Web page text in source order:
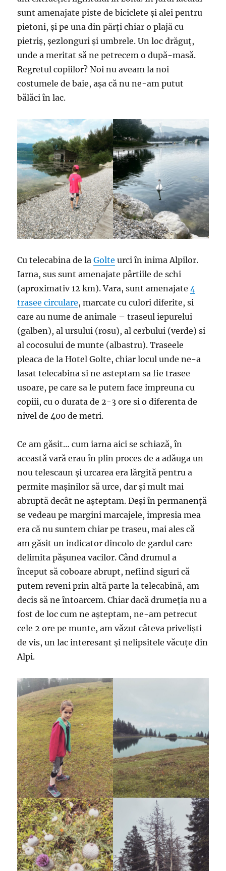
sunt amenajate piste de biciclete și alei pentru
pietoni, și pe una din părți chiar o plajă cu
pietriș, șezlonguri și umbrele. Un loc drăguț,
unde a meritat să ne petrecem o după-masă.
Regretul copiilor? Noi nu aveam la noi
costumele de baie, așa că nu ne-am putut
bălăci în lac.
Cu telecabina de laGolte urci în inima Alpilor.
Iarna, sus sunt amenajate pârtiile de schi
(aproximativ 12 km). Vara, sunt amenajate4
trasee circulare, marcate cu culori diferite, si
care au nume de animale – traseul iepurelui
(galben), al ursului (rosu), al cerbului (verde) si
al cocosului de munte (albastru). Traseele
pleaca de la Hotel Golte, chiar locul unde ne-a
lasat telecabina si ne asteptam sa fie trasee
usoare, pe care sa le putem face impreuna cu
copiii, cu o durata de 2-3 ore si o diferenta de
nivel de 400 de metri.
Ce am găsit… cum iarna aici se schiază, în
această vară erau în plin proces de a adăuga un
nou telescaun și urcarea era lărgită pentru a
permite mașinilor să urce, dar și mult mai
abruptă decât ne așteptam. Deși în permanență
se vedeau pe margini marcajele, impresia mea
era că nu suntem chiar pe traseu, mai ales că
am găsit un indicator dincolo de gardul care
delimita pășunea vacilor. Când drumul a
început să coboare abrupt, nefiind siguri că
putem reveni prin altă parte la telecabină, am
decis să ne întoarcem. Chiar dacă drumeția nu a
fost de loc cum ne așteptam, ne-am petrecut
cele 2 ore pe munte, am văzut câteva priveliști
de vis, un lac interesant și nelipsitele văcuțe din
Alpi.